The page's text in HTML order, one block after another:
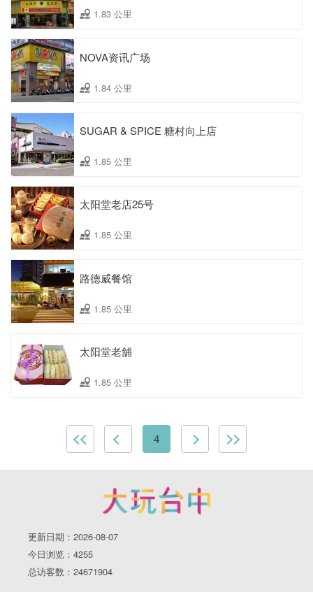
1.83 公里
NOVA资讯广场
1.84 公里
SUGAR & SPICE 糖村向上店
1.85 公里
太阳堂老店25号
1.85 公里
路德威餐馆
1.85 公里
太阳堂老舖
1.85 公里
4
更新日期：2026-08-07
今日浏览：4255
总访客数：24671904